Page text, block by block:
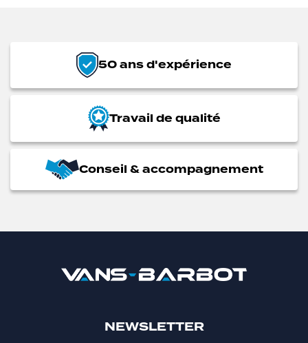
50 ans d'expérience
Travail de qualité
Conseil & accompagnement
NEWSLETTER